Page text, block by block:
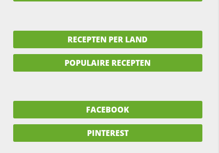
RECEPTEN PER LAND
POPULAIRE RECEPTEN
FACEBOOK
PINTEREST